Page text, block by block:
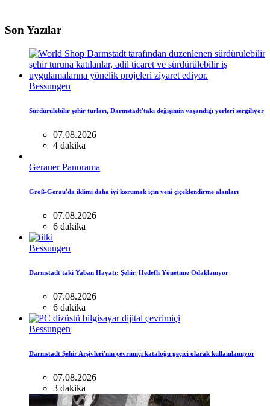
Son Yazılar
Bessungen
Sürdürülebilir şehir turları, Darmstadt'taki değişimin yaşandığı yerleri sergiliyor
07.08.2026
4 dakika
Gerauer Panorama
Groß-Gerau'da iklimi daha iyi korumak için yeni çiçeklendirme alanları
07.08.2026
6 dakika
Bessungen
Darmstadt'taki Yaban Hayatı: Şehir, Hedefli Yönetime Odaklanıyor
07.08.2026
6 dakika
Bessungen
Darmstadt Şehir Arşivleri'nin çevrimiçi kataloğu geçici olarak kullanılamıyor
07.08.2026
3 dakika